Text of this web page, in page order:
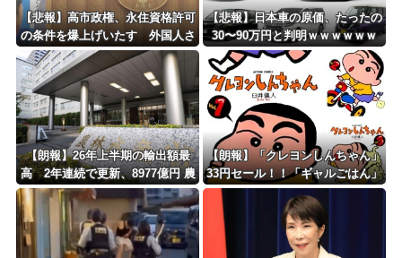
更新中止のお知らせ
海外「おめでとうタキ！」リヴァプール南野がバースデーゴール！！
Powered by livedoor 相互RSS
【悲報】高市政権、永住資格許可
の条件を爆上げいたす 外国人さ
ん「もう日本ええわ・・」
【悲報】日本車の原価、たったの
30〜90万円と判明ｗｗｗｗｗｗ
ｗｗｗｗｗ
【朗報】26年上半期の輸出額最
高 2年連続で更新、8977億円 農
水省「インバウンドの増加に伴
い、日本食の認知度が向上」
【朗報】「クレヨンしんちゃん」
33円セール！！「ギャルごはん」
全10巻 各227円！！